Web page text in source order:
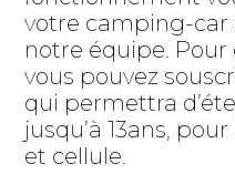
votre camping-car
notre équipe.
vous pouvez
qui permettra
jusqu’à 13ans,
et cellule.